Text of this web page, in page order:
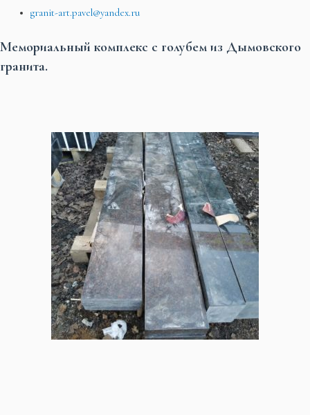
granit-art.pavel@yandex.ru
Мемориальный комплекс с голубем из Дымовского
гранита.